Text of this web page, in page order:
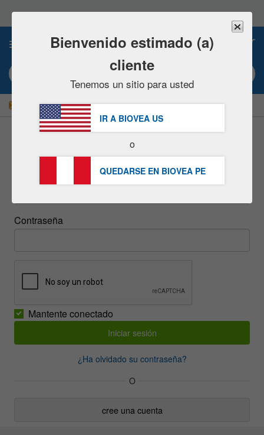
este
sitio
incluye
sistema
de Búsqueda por palabra clave o nº artículo
¡AHORRE UN 15 % AHORA! | GRATUITAEntrega S/234.00 »
Contraseña
Mantente conectado
¿Ha olvidado su contraseña?
O
cree una cuenta
Bienvenido estimado (a)
cliente
Tenemos un sitio para usted
IR A BIOVEA US
o
QUEDARSE EN BIOVEA PE